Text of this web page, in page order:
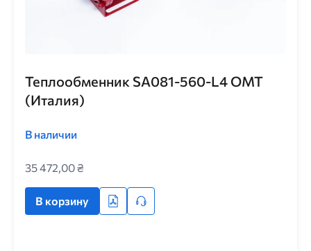
Теплообменник SA081-560-L4 ОМТ
(Италия)
В наличии
35 472,00 ₴
В корзину